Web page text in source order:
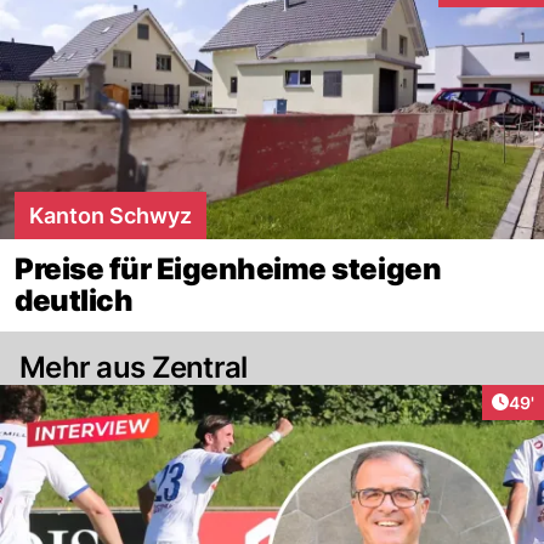
Kanton Schwyz
Preise für Eigenheime steigen
deutlich
Mehr aus Zentral
49'